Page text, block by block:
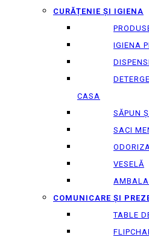
CURĂȚENIE ȘI IGIENA
IGIENA
CASA
SĂPUN
SACI
VESELĂ
COMUNICARE ȘI
TABLE